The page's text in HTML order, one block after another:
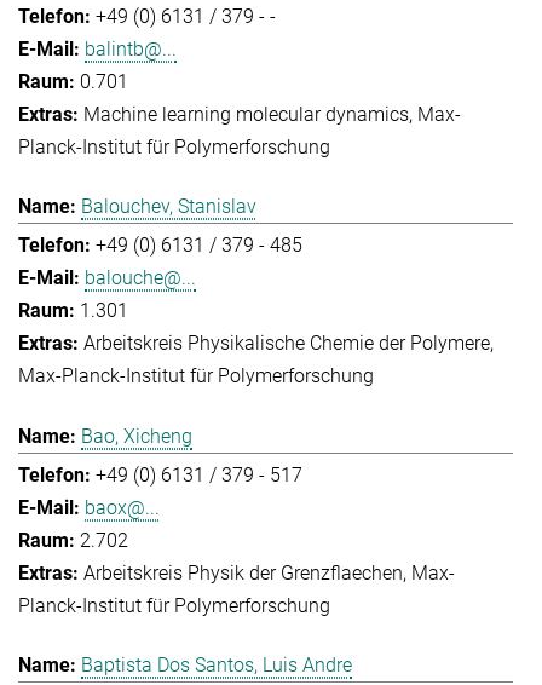
+49 (0) 6131 / 379 - -
balintb@...
0.701
Machine learning molecular dynamics Max-
Planck-Institut für Polymerforschung
Balouchev, Stanislav
+49 (0) 6131 / 379 - 485
balouche@...
1.301
Arbeitskreis Physikalische Chemie der Polymere
Max-Planck-Institut für Polymerforschung
Bao, Xicheng
+49 (0) 6131 / 379 - 517
baox@...
2.702
Arbeitskreis Physik der Grenzflaechen Max-
Planck-Institut für Polymerforschung
Baptista Dos Santos, Luis Andre